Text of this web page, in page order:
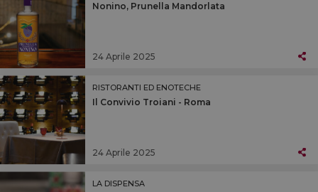
Nonino, Prunella Mandorlata
24 Aprile 2025
RISTORANTI ED ENOTECHE
Il Convivio Troiani - Roma
24 Aprile 2025
LA DISPENSA